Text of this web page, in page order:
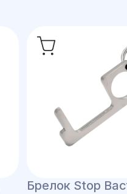
Брелок Stop